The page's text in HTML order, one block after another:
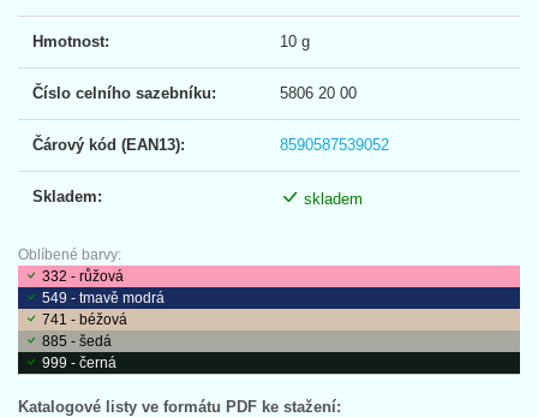
Hmotnost: 10 g
Číslo celního sazebníku: 5806 20 00
Čárový kód (EAN13): 8590587539052
Skladem: skladem
Oblíbené barvy:
332 - růžová
549 - tmavě modrá
741 - béžová
885 - šedá
999 - černá
Katalogové listy ve formátu PDF ke stažení: